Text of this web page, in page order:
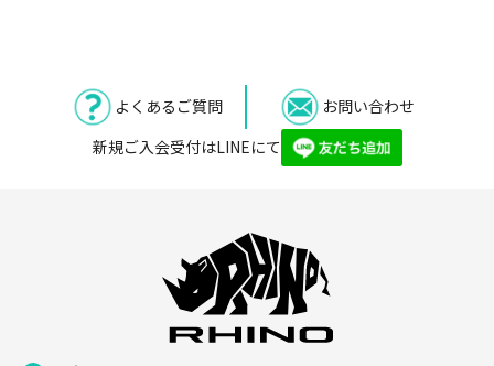
よくあるご質問
お問い合わせ
新規ご入会受付はLINEにて